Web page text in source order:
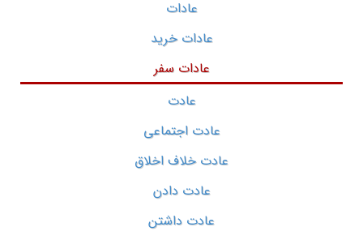
عادات
عادات خرید
عادات سفر
عادت
عادت اجتماعی
عادت خلاف اخلاق
عادت دادن
عادت داشتن